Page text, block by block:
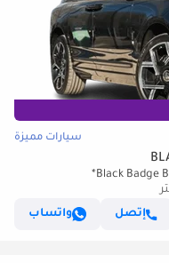
سيارات مميزة
إتصل
واتساب